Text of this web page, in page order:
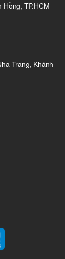
TP.HCM
Trang, Khánh